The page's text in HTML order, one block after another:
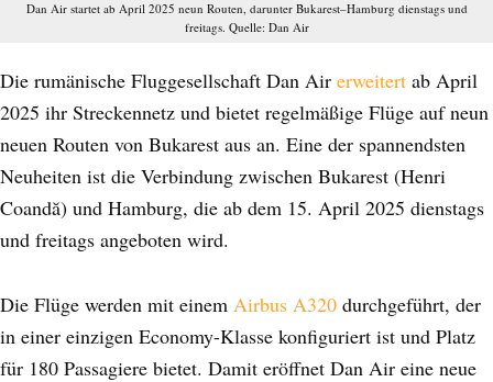
Dan Air startet ab April 2025 neun Routen, darunter Bukarest–Hamburg dienstags und
freitags. Quelle: Dan Air
Die rumänische Fluggesellschaft Dan Air erweitert ab April
2025 ihr Streckennetz und bietet regelmäßige Flüge auf neun
neuen Routen von Bukarest aus an. Eine der spannendsten
Neuheiten ist die Verbindung zwischen Bukarest (Henri
Coandă) und Hamburg, die ab dem 15. April 2025 dienstags
und freitags angeboten wird.
Die Flüge werden mit einem Airbus A320 durchgeführt, der
in einer einzigen Economy-Klasse konfiguriert ist und Platz
für 180 Passagiere bietet. Damit eröffnet Dan Air eine neue